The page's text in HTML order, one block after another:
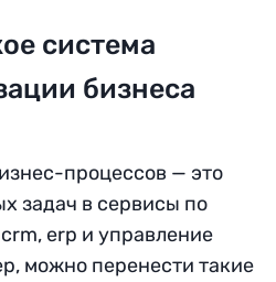
система
бизнеса
процессов — это
задач в сервисы по
erp и управление
можно перенести такие